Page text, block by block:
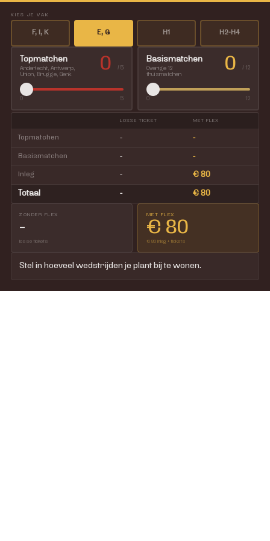
KIES JE VAK
F, I, K E, G H1 H2-H4
Topmatchen
Anderlecht, Antwerp,
Union, Brugge, Genk
0 / 5
5
Basismatchen
Overige 12
thuismatchen
0 / 12
12
LOSSE TICKET MET FLEX
Topmatchen - -
Basismatchen - -
Inleg - € 80
Totaal - € 80
ZONDER FLEX
-
losse tickets
MET FLEX
€ 80
€ 80 inleg + tickets
Stel in hoeveel wedstrijden je plant bij te wonen.